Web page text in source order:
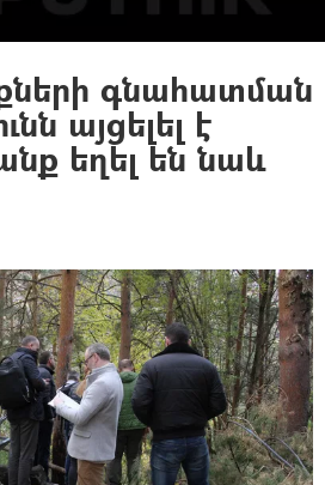
գնահատման
այցելել է
եղել են նաև